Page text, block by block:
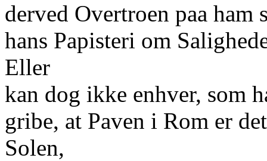
derved Overtroen paa
hans Papisteri om
Eller
kan dog ikke enhver, som
gribe, at Paven i Rom er
Solen,